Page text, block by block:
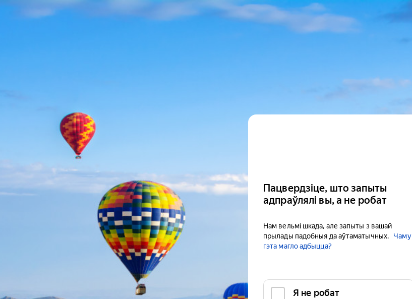
Пацвердзіце, што запыты
адпраўлялі вы, а не робат
Нам вельмі шкада, але запыты з вашай
прылады падобныя да аўтаматычных.
Чаму
гэта магло адбыцца?
Я не робат